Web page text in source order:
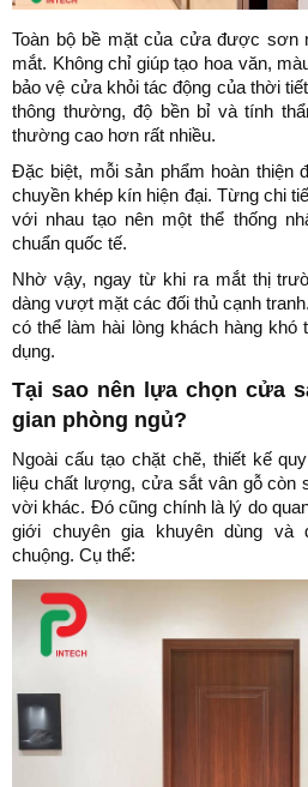
Toàn bộ bề mặt của cửa được sơn
mắt. Không chỉ giúp tạo hoa văn,
bảo vệ cửa khỏi tác động của thời
thông thường, độ bền bỉ và tính
thường cao hơn rất nhiều.
Đặc biệt, mỗi sản phẩm hoàn thiện
chuyền khép kín hiện đại. Từng chi
với nhau tạo nên một thể thống
chuẩn quốc tế.
Nhờ vậy, ngay từ khi ra mắt thị
dàng vượt mặt các đối thủ cạnh
có thể làm hài lòng khách hàng
dụng.
Tại sao nên lựa chọn cửa
gian phòng ngủ?
Ngoài cấu tạo chặt chẽ, thiết kế
liệu chất lượng, cửa sắt vân gỗ còn
vời khác. Đó cũng chính là lý do
giới chuyên gia khuyên dùng và
chuộng. Cụ thể: